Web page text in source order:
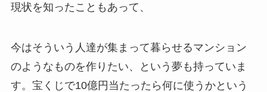
現状を知ったこともあって、
今はそういう人達が集まって暮らせるマンション
のようなものを作りたい、という夢も持っていま
す。宝くじで10億円当たったら何に使うかという